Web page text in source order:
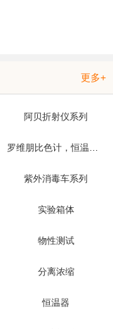
更多+
阿贝折射仪系列
罗维朋比色计，恒温槽，光泽度仪
紫外消毒车系列
实验箱体
物性测试
分离浓缩
恒温器